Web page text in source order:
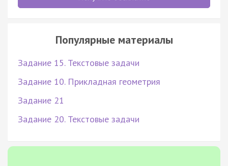
Популярные материалы
Задание 15. Текстовые задачи
Задание 10. Прикладная геометрия
Задание 21
Задание 20. Текстовые задачи